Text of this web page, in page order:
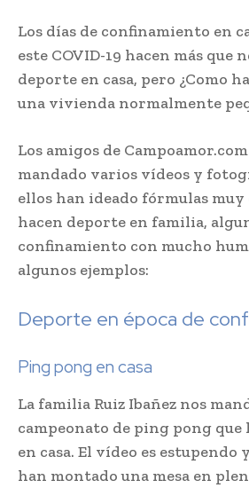
Los días de confinamiento en
este COVID-19 hacen más que
deporte en casa, pero ¿Como
una vivienda normalmente
Los amigos de
mandado varios vídeos y
ellos han ideado fórmulas
hacen deporte en familia,
confinamiento con mucho
algunos ejemplos:
Deporte en época de
Ping pong en casa
La familia Ruiz Ibañez nos
campeonato de ping pong que
en casa. El vídeo es estupendo
han montado una mesa en